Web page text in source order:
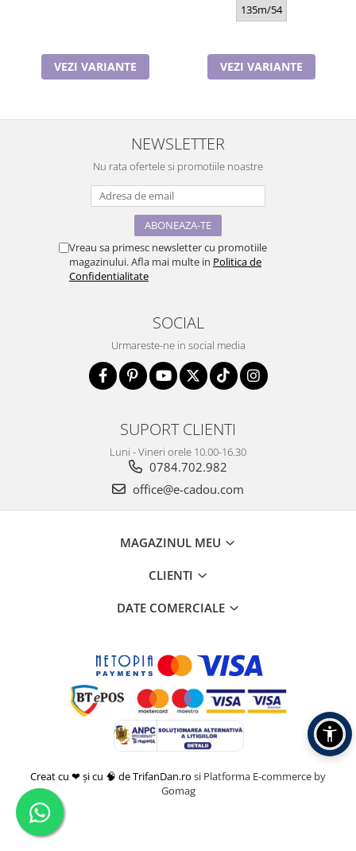
VEZI VARIANTE
135m/54
VEZI VARIANTE
NEWSLETTER
Nu rata ofertele si promotiile noastre
Vreau sa primesc newsletter cu promotiile
magazinului. Afla mai multe in Politica de
Confidentialitate
SOCIAL
Urmareste-ne in social media
SUPORT CLIENTI
Luni - Vineri orele 10.00-16.30
0784.702.982
office@e-cadou.com
MAGAZINUL MEU
CLIENTI
DATE COMERCIALE
Creat cu ❤ și cu 🧠 de TrifanDan.ro si Platforma E-commerce by
Gomag